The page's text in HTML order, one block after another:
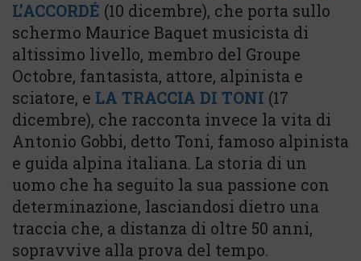
L’ACCORDÉ (10 dicembre), che porta sullo
schermo Maurice Baquet musicista di
altissimo livello, membro del Groupe
Octobre, fantasista, attore, alpinista e
sciatore, e LA TRACCIA DI TONI (17
dicembre), che racconta invece la vita di
Antonio Gobbi, detto Toni, famoso alpinista
e guida alpina italiana. La storia di un
uomo che ha seguito la sua passione con
determinazione, lasciandosi dietro una
traccia che, a distanza di oltre 50 anni,
sopravvive alla prova del tempo.